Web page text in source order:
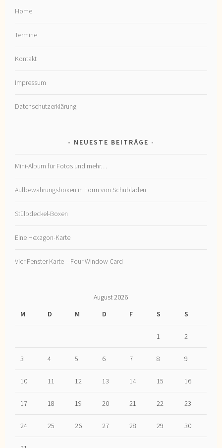
Home
Termine
Kontakt
Impressum
Datenschutzerklärung
NEUESTE BEITRÄGE
Mini-Album für Fotos und mehr…
Aufbewahrungsboxen in Form von Schubladen
Stülpdeckel-Boxen
Eine Hexagon-Karte
Vier Fenster Karte – Four Window Card
August 2026
M
D M D F S S
1 2
3 4 5 6 7 8 9
10 11 12 13 14 15 16
17 18 19 20 21 22 23
24 25 26 27 28 29 30